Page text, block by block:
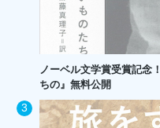
ノーベル文学賞受賞記
ちの』無料公開